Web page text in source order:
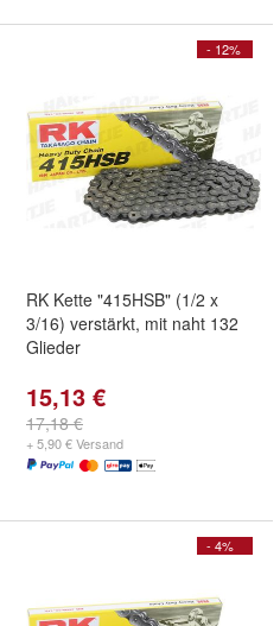
- 12%
RK Kette "415HSB" (1/2 x
3/16) verstärkt, mit naht 132
Glieder
15,13 €
17,18 €
+ 5,90 € Versand
- 4%